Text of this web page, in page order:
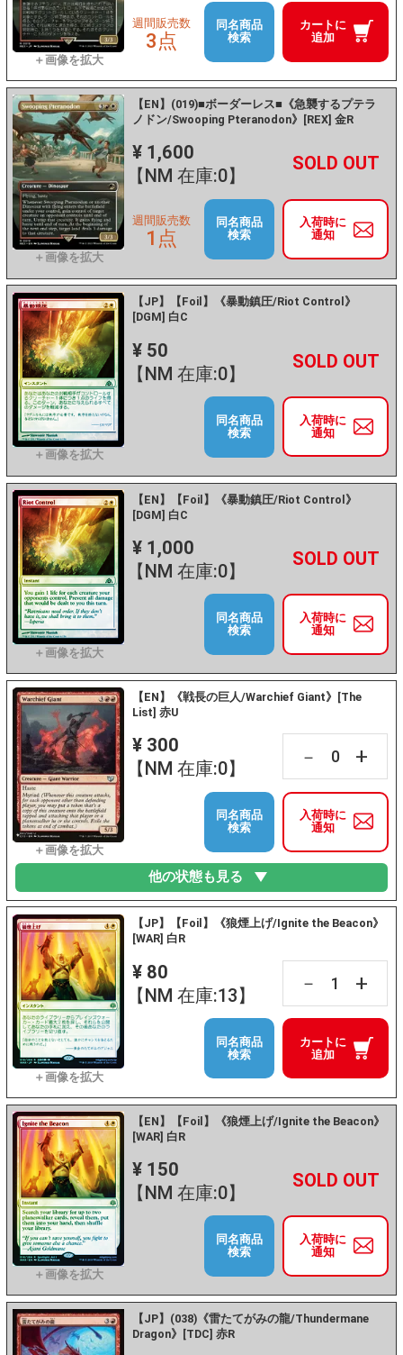
カートに
追加
週間販売数
3点
同名商品
検索
【EN】(019)■ボーダーレス■《急襲するプテラ
ノドン/Swooping Pteranodon》[REX] 金R
¥ 1,600
【NM 在庫:0】
－ +
入荷時に
通知
週間販売数
1点
同名商品
検索
【JP】【Foil】《暴動鎮圧/Riot Control》
[DGM] 白C
¥ 50
【NM 在庫:0】
－ +
入荷時に
通知
同名商品
検索
【EN】【Foil】《暴動鎮圧/Riot Control》
[DGM] 白C
¥ 1,000
【NM 在庫:0】
－ +
入荷時に
通知
同名商品
検索
【EN】《戦長の巨人/Warchief Giant》[The
List] 赤U
¥ 300
【NM 在庫:0】
－ +
入荷時に
通知
同名商品
検索
他の状態も見る
【JP】【Foil】《狼煙上げ/Ignite the Beacon》
[WAR] 白R
¥ 80
【NM 在庫:13】
－ +
カートに
追加
同名商品
検索
【EN】【Foil】《狼煙上げ/Ignite the Beacon》
[WAR] 白R
¥ 150
【NM 在庫:0】
－ +
入荷時に
通知
同名商品
検索
【JP】(038)《雷たてがみの龍/Thundermane
Dragon》[TDC] 赤R